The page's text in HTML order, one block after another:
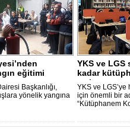
eğitimi
Başkanlığı,
yönelik yangına
YKS ve LGS
kadar
açık
YKS ve
için önemli bir
“Kütüphanem